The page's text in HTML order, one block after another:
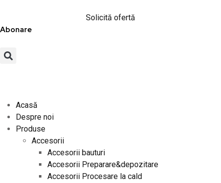
Solicită ofertă
Abonare
Acasă
Despre noi
Produse
Accesorii
Accesorii bauturi
Accesorii Preparare&depozitare
Accesorii Procesare la cald